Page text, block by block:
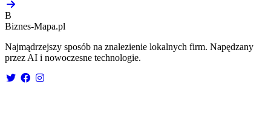
B
Biznes-Mapa.pl
Najmądrzejszy sposób na znalezienie lokalnych firm. Napędzany
przez AI i nowoczesne technologie.